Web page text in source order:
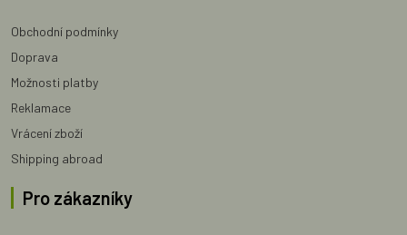
Obchodní podmínky
Doprava
Možnosti platby
Reklamace
Vrácení zboží
Shipping abroad
Pro zákazníky